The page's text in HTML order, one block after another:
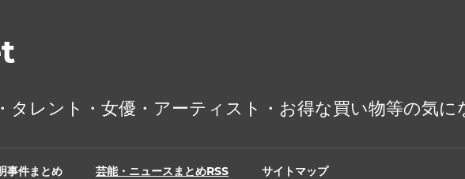
タレント・女優・アーティスト・お得な買い物等の気に
事件まとめ 芸能・ニュースまとめRSS サイトマップ